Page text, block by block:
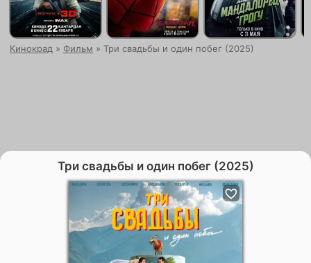
Кинокрад » Фильм » Три свадьбы и один побег (2025)
Три свадьбы и один побег (2025)